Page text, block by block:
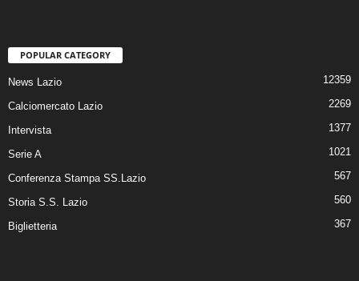
POPULAR CATEGORY
News Lazio 12359
Calciomercato Lazio 2269
Intervista 1377
Serie A 1021
Conferenza Stampa SS.Lazio 567
Storia S.S. Lazio 560
Biglietteria 367